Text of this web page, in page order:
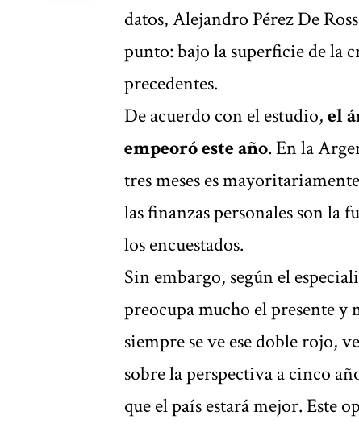
datos, Alejandro Pérez De
punto: bajo la superficie de la
precedentes.
De acuerdo con el estudio,el
empeoró este año. En la
tres meses es
las finanzas personales son la
los encuestados.
Sin embargo, según el
preocupa mucho el presente
siempre se ve ese doble rojo,
sobre la perspectiva a cinco
que el país estará mejor.